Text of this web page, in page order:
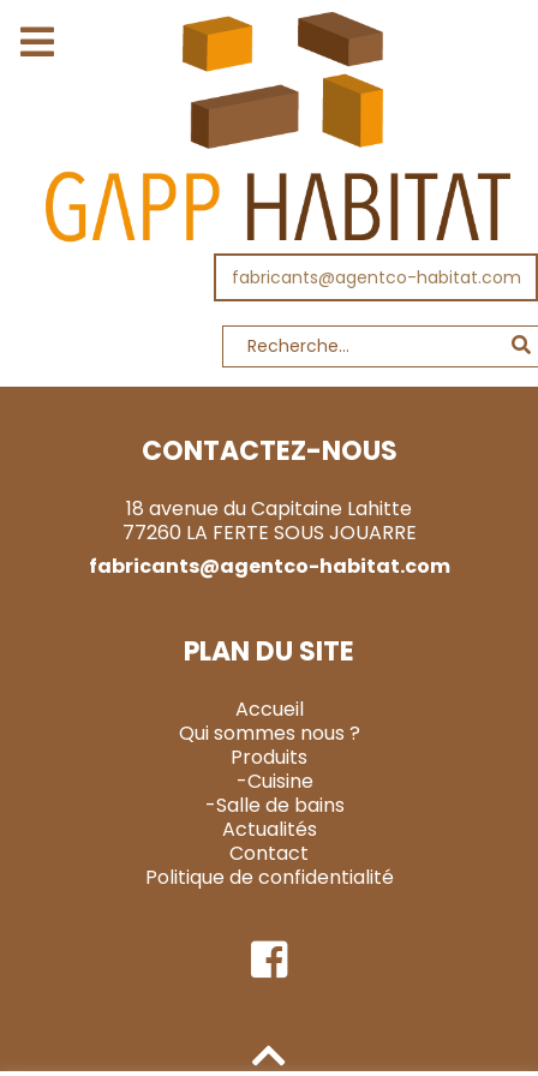
fabricants@agentco-habitat.com
CONTACTEZ-NOUS
18 avenue du Capitaine Lahitte
77260 LA FERTE SOUS JOUARRE
fabricants@agentco-habitat.com
PLAN DU SITE
Accueil
Qui sommes nous ?
Produits
-Cuisine
-Salle de bains
Actualités
Contact
Politique de confidentialité